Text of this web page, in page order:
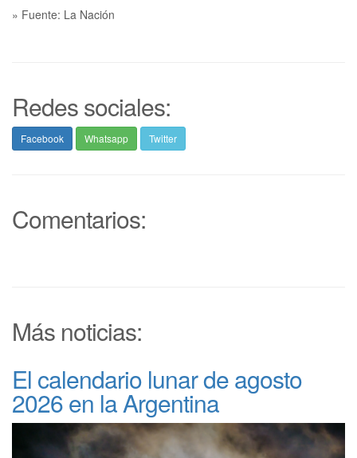
» Fuente: La Nación
Redes sociales:
Facebook Whatsapp Twitter
Comentarios:
Más noticias:
El calendario lunar de agosto
2026 en la Argentina